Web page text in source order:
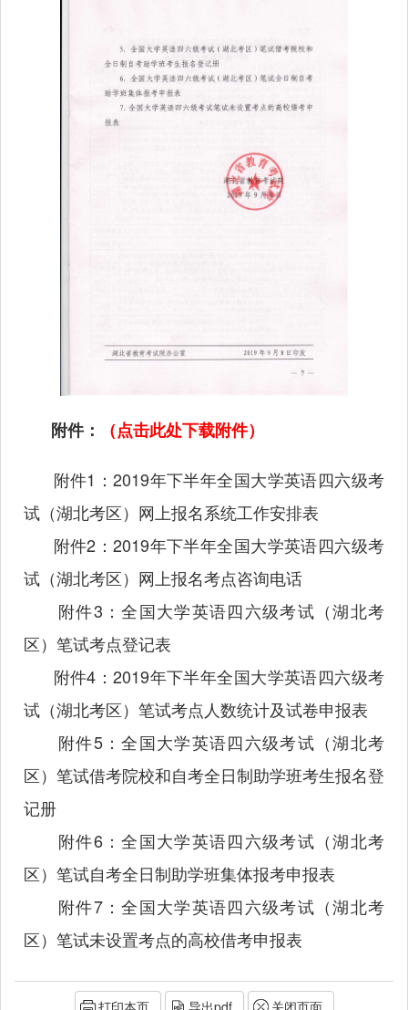
附件： （点击此处下载附件）
附件1：2019年下半年全国大学英语四六级考
试（湖北考区）网上报名系统工作安排表
附件2：2019年下半年全国大学英语四六级考
试（湖北考区）网上报名考点咨询电话
附件3：全国大学英语四六级考试（湖北考
区）笔试考点登记表
附件4：2019年下半年全国大学英语四六级考
试（湖北考区）笔试考点人数统计及试卷申报表
附件5：全国大学英语四六级考试（湖北考
区）笔试借考院校和自考全日制助学班考生报名登
记册
附件6：全国大学英语四六级考试（湖北考
区）笔试自考全日制助学班集体报考申报表
附件7：全国大学英语四六级考试（湖北考
区）笔试未设置考点的高校借考申报表
打印本页 导出pdf 关闭页面